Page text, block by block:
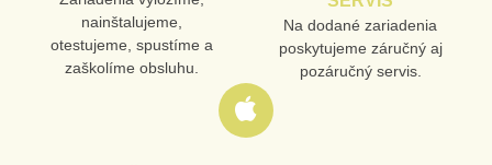
nainštalujeme,
otestujeme, spustíme a
zaškolíme obsluhu.
Na dodané zariadenia
poskytujeme záručný aj
pozáručný servis.